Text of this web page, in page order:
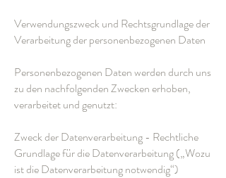
Verwendungszweck und Rechtsgrundlage der
Verarbeitung der personenbezogenen Daten
Personenbezogenen Daten werden durch uns
zu den nachfolgenden Zwecken erhoben,
verarbeitet und genutzt:
Zweck der Datenverarbeitung - Rechtliche
Grundlage für die Datenverarbeitung („Wozu
ist die Datenverarbeitung notwendig“)